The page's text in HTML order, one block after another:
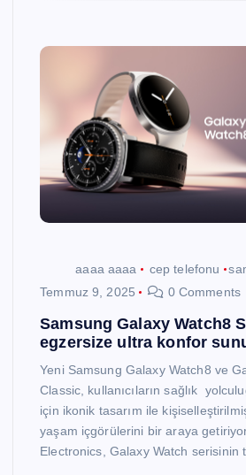
aaaa aaaa cep telefonu
Temmuz 9, 2025
0 Comments
Samsung Galaxy Watch8
egzersize ultra konfor
Yeni Samsung Galaxy Watch8 ve
Classic, kullanıcıların sağlık
için ikonik tasarım ile
yaşam içgörülerini bir araya
Electronics, Galaxy Watch serisinin